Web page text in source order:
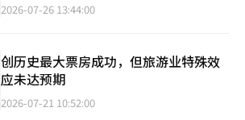
2026-07-26 13:44:00
创历史最大票房成功，但旅游业特殊效
应未达预期
2026-07-21 10:52:00